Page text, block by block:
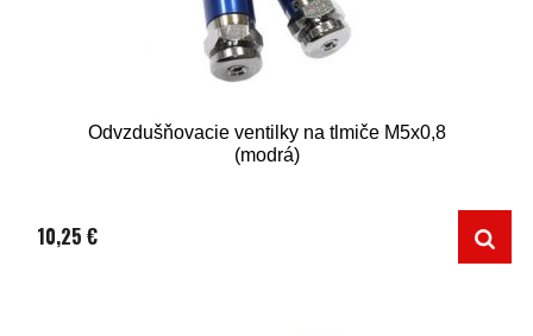
Odvzdušňovacie ventilky na tlmiče M5x0,8
(modrá)
10,25 €